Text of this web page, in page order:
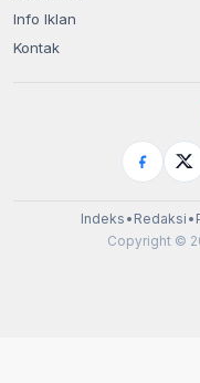
Info Iklan
Kontak
Indeks • Redaksi •
Copyright ©